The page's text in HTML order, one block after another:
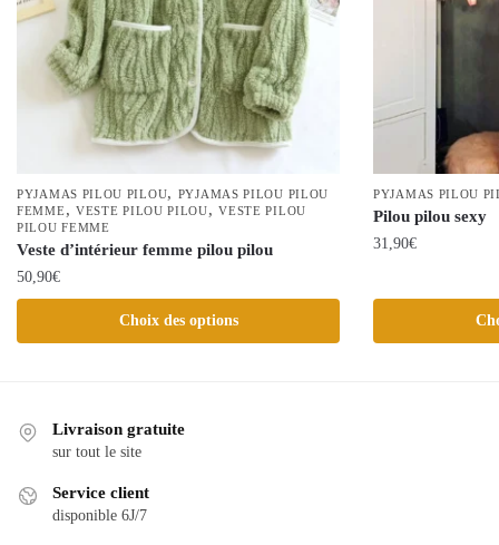
PYJAMAS PILOU PILOU, PYJAMAS PILOU PILOU
FEMME, VESTE PILOU PILOU,VESTE PILOU
PILOU FEMME
Veste d’intérieur femme pilou pilou
50,90€
Choix des options
produit
variations.
peuvent
PYJAMAS PILOU
Pilou pilou sexy
31,90€
Livraison gratuite
sur tout le site
Service client
disponible 6J/7